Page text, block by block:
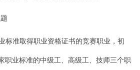
标准取得职业资格证书的竞赛职业，初
职业标准的中级工、高级工、技师三个职